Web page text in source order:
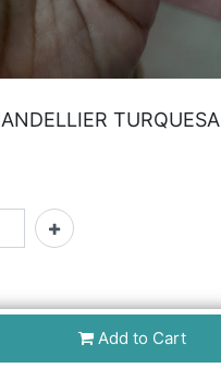
TURQUESA
Add to Cart